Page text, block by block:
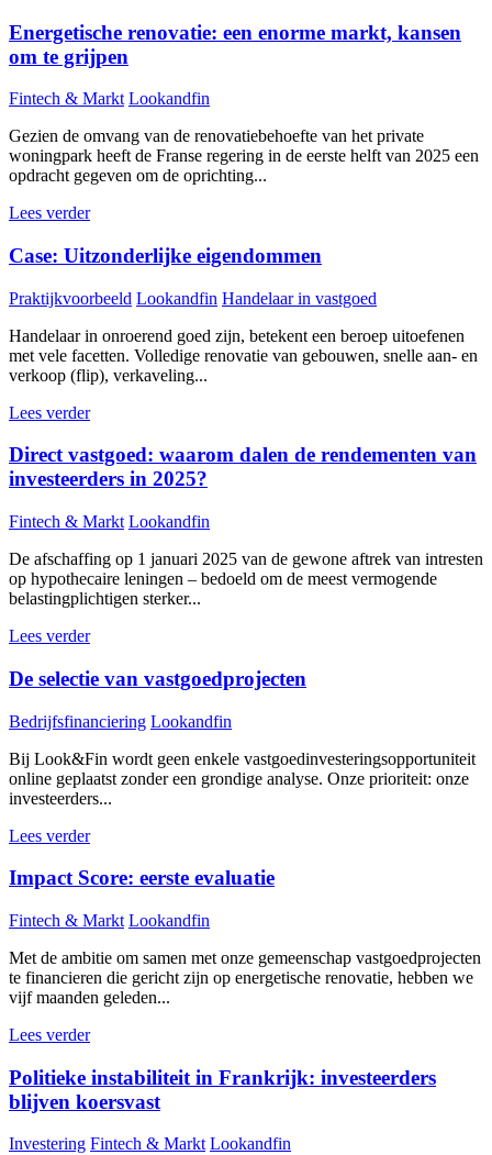
Energetische renovatie: een enorme markt, kansen
om te grijpen
Fintech & Markt Lookandfin
Gezien de omvang van de renovatiebehoefte van het private
woningpark heeft de Franse regering in de eerste helft van 2025 een
opdracht gegeven om de oprichting...
Lees verder
Case: Uitzonderlijke eigendommen
Praktijkvoorbeeld Lookandfin Handelaar in vastgoed
Handelaar in onroerend goed zijn, betekent een beroep uitoefenen
met vele facetten. Volledige renovatie van gebouwen, snelle aan- en
verkoop (flip), verkaveling...
Lees verder
Direct vastgoed: waarom dalen de rendementen van
investeerders in 2025?
Fintech & Markt Lookandfin
De afschaffing op 1 januari 2025 van de gewone aftrek van intresten
op hypothecaire leningen – bedoeld om de meest vermogende
belastingplichtigen sterker...
Lees verder
De selectie van vastgoedprojecten
Bedrijfsfinanciering Lookandfin
Bij Look&Fin wordt geen enkele vastgoedinvesteringsopportuniteit
online geplaatst zonder een grondige analyse. Onze prioriteit: onze
investeerders...
Lees verder
Impact Score: eerste evaluatie
Fintech & Markt Lookandfin
Met de ambitie om samen met onze gemeenschap vastgoedprojecten
te financieren die gericht zijn op energetische renovatie, hebben we
vijf maanden geleden...
Lees verder
Politieke instabiliteit in Frankrijk: investeerders
blijven koersvast
Investering Fintech & Markt Lookandfin